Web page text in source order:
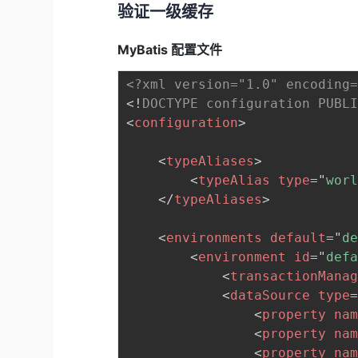
验证一级缓存
MyBatis 配置文件
<?xml version="1.0"
<! DOCTYPE configuration
<configuration>
<typeAliases>
<typeAlias type="
</typeAliases>
<environments default="
<environment id="
<
<dataSource type=
<property
<property
<property